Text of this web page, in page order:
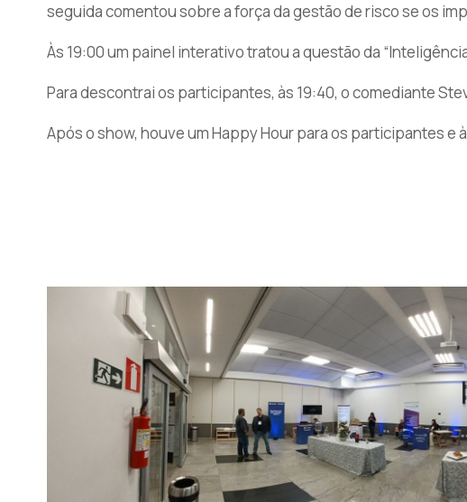
seguida comentou sobre a força da gestão de risco se os
Às 19:00 um painel interativo tratou a questão da
Para descontrai os participantes, às 19:40, o comediante
Após o show, houve um Happy Hour para os participantes e